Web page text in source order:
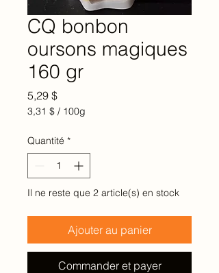
CQ bonbon
oursons magiques
160 gr
5,29 $Prix
3,31 $ / 100g
pour
100
Grammes
Quantité *
Il ne reste que 2 article(s) en stock
Ajouter au panier
Commander et payer